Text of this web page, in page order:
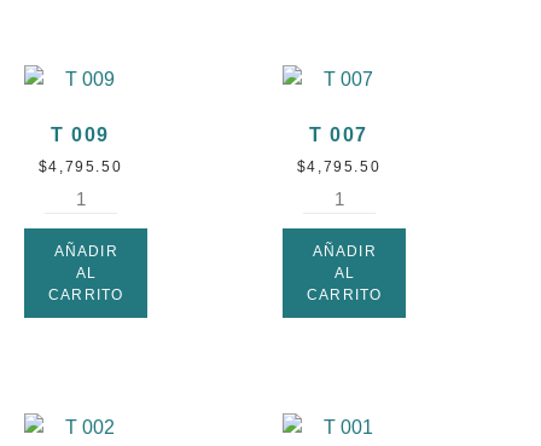
T 009
$4,795.50
AÑADIR
AL
CARRITO
T 007
$4,795.50
AÑADIR
AL
CARRITO